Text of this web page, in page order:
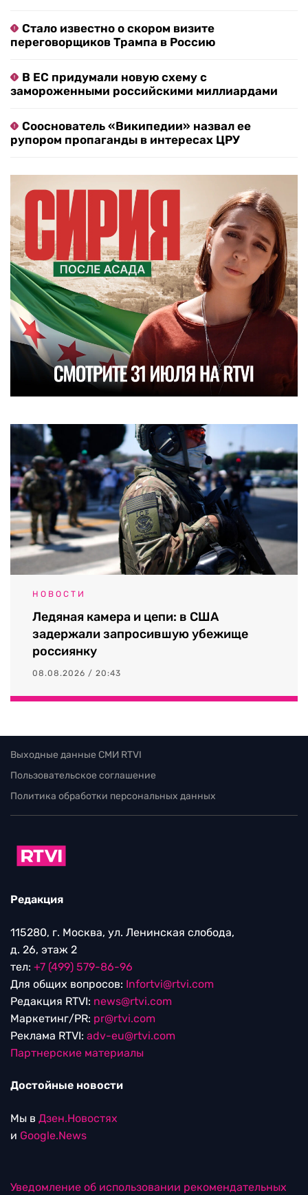
Стало известно о скором визите
переговорщиков Трампа в Россию
В ЕС придумали новую схему с
замороженными российскими миллиардами
Сооснователь «Википедии» назвал ее
рупором пропаганды в интересах ЦРУ
НОВОСТИ
Ледяная камера и цепи: в США
задержали запросившую убежище
россиянку
08.08.2026 / 20:43
Выходные данные СМИ RTVI
Пользовательское соглашение
Политика обработки персональных данных
Редакция
115280, г. Москва, ул. Ленинская слобода,
д. 26, этаж 2
тел: +7 (499) 579-86-96
Для общих вопросов: Infortvi@rtvi.com
Редакция RTVI: news@rtvi.com
Маркетинг/PR: pr@rtvi.com
Реклама RTVI: adv-eu@rtvi.com
Партнерские материалы
Достойные новости
Мы в Дзен.Новостях
и Google.News
Уведомление об использовании рекомендательных